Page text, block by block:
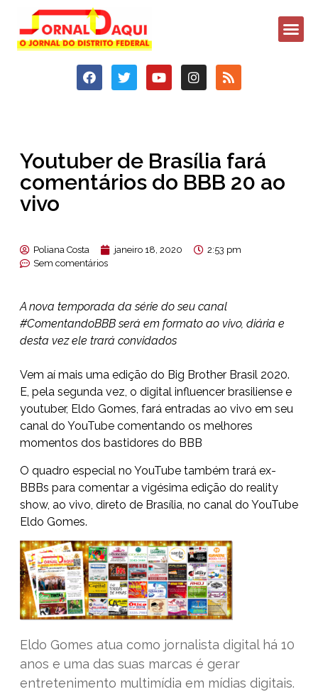
Youtuber de Brasília fará
comentários do BBB 20 ao
vivo
Poliana Costa janeiro 18, 2020
2:53 pm
Sem comentários
A nova temporada da série do seu canal
#ComentandoBBB será em formato ao vivo, diária e
desta vez ele trará convidados
Vem aí mais uma edição do Big Brother Brasil 2020.
E, pela segunda vez, o digital influencer brasiliense e
youtuber, Eldo Gomes, fará entradas ao vivo em seu
canal do YouTube comentando os melhores
momentos dos bastidores do BBB
O quadro especial no YouTube também trará ex-
BBBs para comentar a vigésima edição do reality
show, ao vivo, direto de Brasília, no canal do YouTube
Eldo Gomes.
Eldo Gomes atua como jornalista digital há 10
anos e uma das suas marcas é gerar
entretenimento multimídia em mídias digitais.